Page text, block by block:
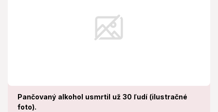
Pančovaný alkohol usmrtil už 30 ľudí (ilustračné
foto).